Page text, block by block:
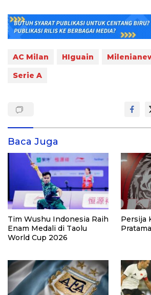
AC Milan HIguain
Serie A
Baca Juga
Tim Wushu Indonesia Raih
Enam Medali di Taolu
World Cup 2026
Persija